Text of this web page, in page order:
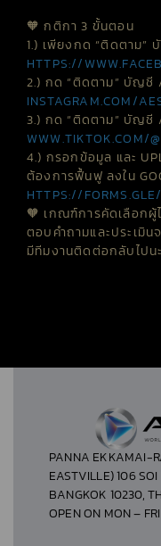
🧡 กติกา 3 ขั้นตอน
1.) เพียงกด “ติดตาม”
HTTPS://
2.) กด “ติดตาม” บัญชี
INSTAGRAM.COM/
3.) กด “ติดตาม” บัญชี
WWW.TIKTOK.COM/
4.) กรอกข้อมูล และ
ต้องการฟื้นฟู ลงใน
HTTPS://
🧡 เกณฑ์การคัดเลือก
ตอบคำถามและประเมิ
มีทีมงานติดต่อกลับไปน
PANNA EKKAMAI-
EASTVILLE) 106
BANGKOK 10230,
OPEN ON MON –